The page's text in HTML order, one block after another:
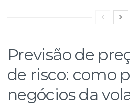
Previsão de
de risco: como
negócios da